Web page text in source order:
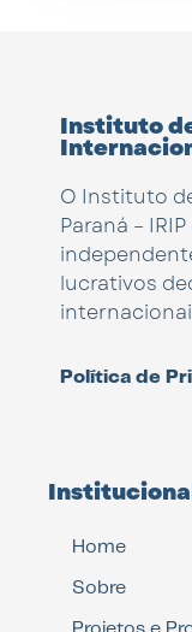
Instituto
O Instituto
Paraná –
lucrativos
Política de
Home
Sobre